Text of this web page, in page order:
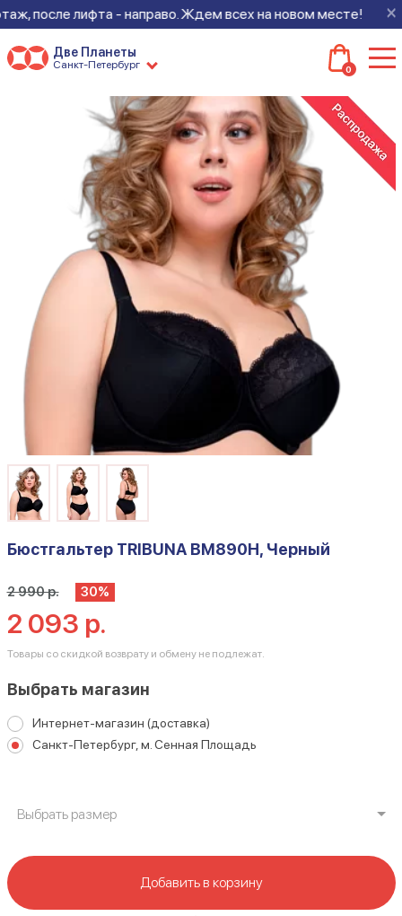
×
после лифта - направо. Ждем всех на новом месте!
Две Планеты
Санкт-Петербург 0
Бюстгальтер TRIBUNA BM890H, Черный
2 990 р. 30%
2 093 р.
Товары со скидкой возврату и обмену не подлежат.
Выбрать магазин
Интернет-магазин (доставка)
Санкт-Петербург, м. Сенная Площадь
Выбрать размер
Добавить в корзину